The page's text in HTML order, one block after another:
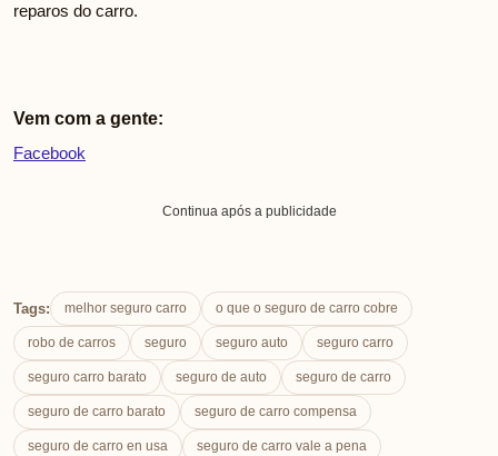
reparos do carro.
Vem com a gente:
Facebook
Continua após a publicidade
Tags: melhor seguro carro o que o seguro de carro cobre
robo de carros seguro seguro auto seguro carro
seguro carro barato seguro de auto seguro de carro
seguro de carro barato seguro de carro compensa
seguro de carro en usa seguro de carro vale a pena